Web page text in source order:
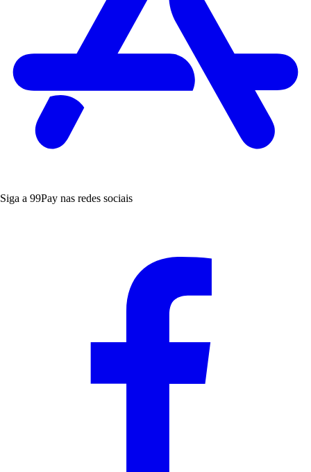
Siga a 99Pay nas redes sociais